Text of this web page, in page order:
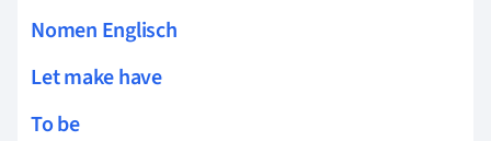
Nomen Englisch
Let make have
To be